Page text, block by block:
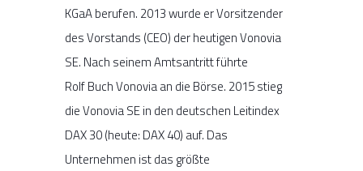
KGaA berufen. 2013 wurde er Vorsitzender
des Vorstands (CEO) der heutigen Vonovia
SE. Nach seinem Amtsantritt führte
Rolf Buch Vonovia an die Börse. 2015 stieg
die Vonovia SE in den deutschen Leitindex
DAX 30 (heute: DAX 40) auf. Das
Unternehmen ist das größte